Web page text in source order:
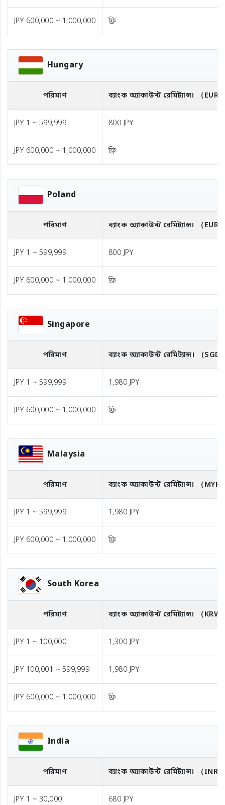
JPY 600,000 ~ 1,000,000 ফ্রি
Hungary
পরিমাণ ব্যাংক অ্যাকাউন্ট রেমিট্যান্স। （EUR
JPY 1 ~ 599,999 800 JPY
JPY 600,000 ~ 1,000,000 ফ্রি
Poland
পরিমাণ ব্যাংক অ্যাকাউন্ট রেমিট্যান্স। （EUR
JPY 1 ~ 599,999 800 JPY
JPY 600,000 ~ 1,000,000 ফ্রি
Singapore
পরিমাণ ব্যাংক অ্যাকাউন্ট রেমিট্যান্স। （
JPY 1 ~ 599,999 1,980 JPY
JPY 600,000 ~ 1,000,000 ফ্রি
Malaysia
পরিমাণ ব্যাংক অ্যাকাউন্ট রেমিট্যান্স। （MYR
JPY 1 ~ 599,999 1,980 JPY
JPY 600,000 ~ 1,000,000 ফ্রি
South Korea
পরিমাণ ব্যাংক অ্যাকাউন্ট রেমিট্যান্স। （KRW
JPY 1 ~ 100,000 1,300 JPY
JPY 100,001 ~ 599,999 1,980 JPY
JPY 600,000 ~ 1,000,000 ফ্রি
India
পরিমাণ ব্যাংক অ্যাকাউন্ট রেমিট্যান্স। （INR）
JPY 1 ~ 30,000 680 JPY